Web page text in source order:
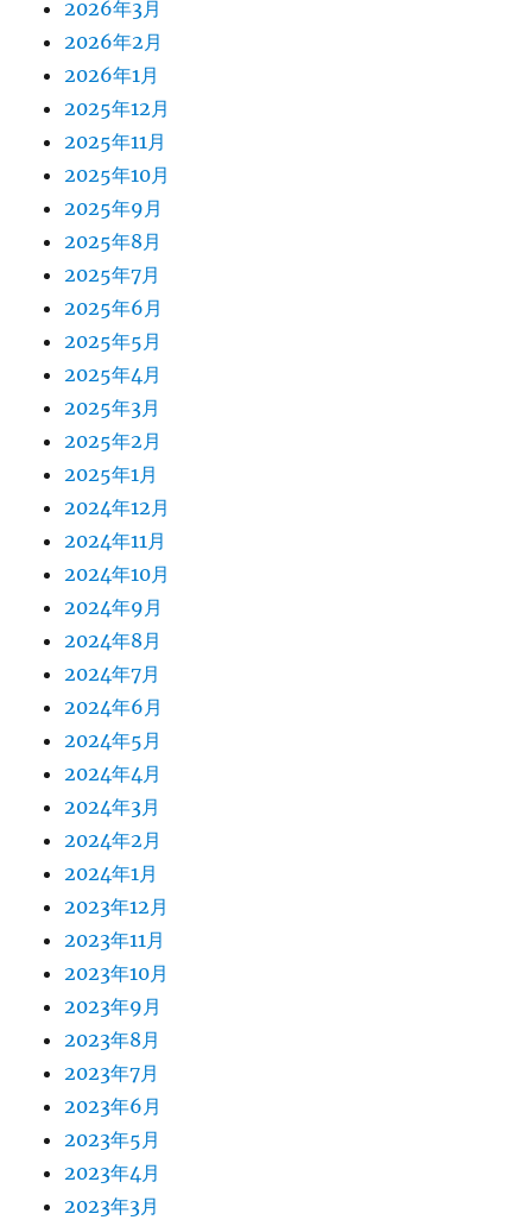
2026年3月
2026年2月
2026年1月
2025年12月
2025年11月
2025年10月
2025年9月
2025年8月
2025年7月
2025年6月
2025年5月
2025年4月
2025年3月
2025年2月
2025年1月
2024年12月
2024年11月
2024年10月
2024年9月
2024年8月
2024年7月
2024年6月
2024年5月
2024年4月
2024年3月
2024年2月
2024年1月
2023年12月
2023年11月
2023年10月
2023年9月
2023年8月
2023年7月
2023年6月
2023年5月
2023年4月
2023年3月